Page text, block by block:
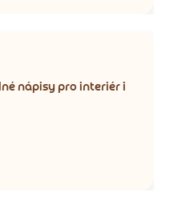
nápisy pro interiér i